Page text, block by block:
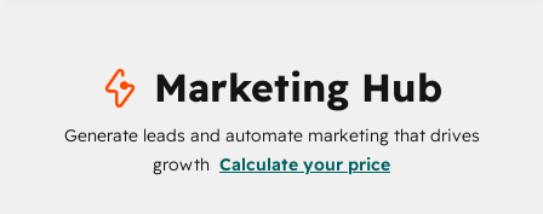
Marketing Hub
Generate leads and automate marketing that drives
growth Calculate your price